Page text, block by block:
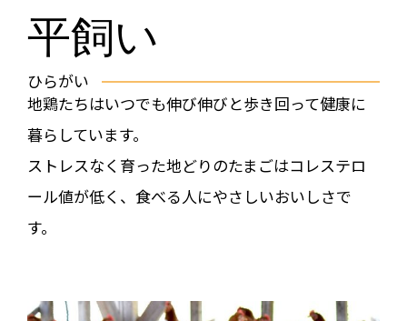
平飼い
ひらがい
地鶏たちはいつでも伸び伸びと歩き回って健康に
暮らしています。
ストレスなく育った地どりのたまごはコレステロ
ール値が低く、食べる人にやさしいおいしさで
す。